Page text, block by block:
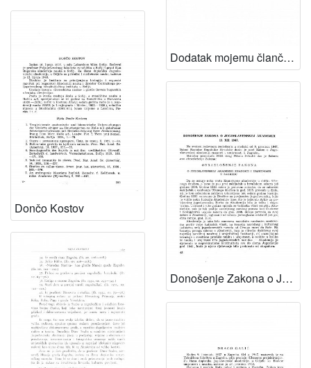
Dodatak mojemu člančiću "Ži mi, ži ti" / I. Milčetić
Dončo Kostov
Donošenje Zakona o Jugoslavenskoj akademiji 13. XII. 1947.